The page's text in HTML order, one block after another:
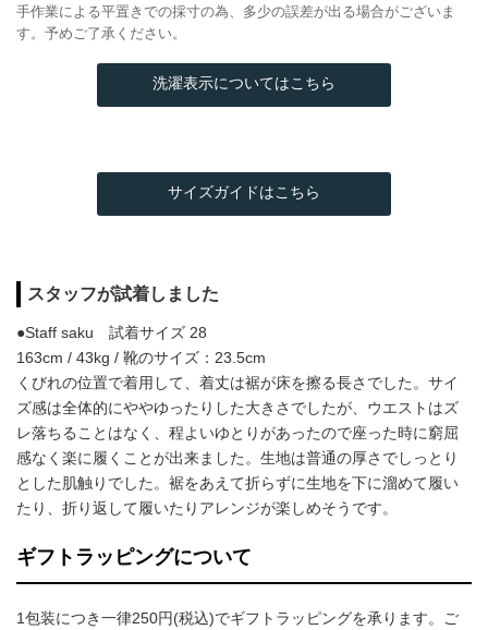
手作業による平置きでの採寸の為、多少の誤差が出る場合がございま
す。予めご了承ください。
洗濯表示についてはこちら
サイズガイドはこちら
スタッフが試着しました
●Staff saku 試着サイズ 28
163cm / 43kg / 靴のサイズ：23.5cm
くびれの位置で着用して、着丈は裾が床を擦る長さでした。サイ
ズ感は全体的にややゆったりした大きさでしたが、ウエストはズ
レ落ちることはなく、程よいゆとりがあったので座った時に窮屈
感なく楽に履くことが出来ました。生地は普通の厚さでしっとり
とした肌触りでした。裾をあえて折らずに生地を下に溜めて履い
たり、折り返して履いたりアレンジが楽しめそうです。
ギフトラッピングについて
1包装につき一律250円(税込)でギフトラッピングを承ります。ご